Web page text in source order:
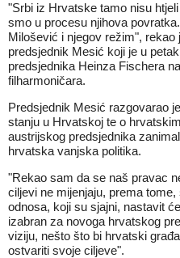
"Srbi iz Hrvatske tamo nisu
smo u procesu njihova
Milošević i njegov režim",
predsjednik Mesić koji je u
predsjednika Heinza Fischera
filharmoničara.
Predsjednik Mesić razgovarao
stanju u Hrvatskoj te o
austrijskog predsjednika
hrvatska vanjska politika.
"Rekao sam da se naš pravac
ciljevi ne mijenjaju, prema
odnosa, koji su sjajni, nastavit
izabran za novoga hrvatskog
viziju, nešto što bi hrvatski
ostvariti svoje ciljeve".